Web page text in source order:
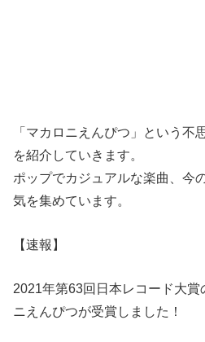
「マカロニえんぴつ」という不
を紹介していきます。
ポップでカジュアルな楽曲、今
気を集めています。
【速報】
2021年第63回日本レコード大賞
ニえんぴつが受賞しました！